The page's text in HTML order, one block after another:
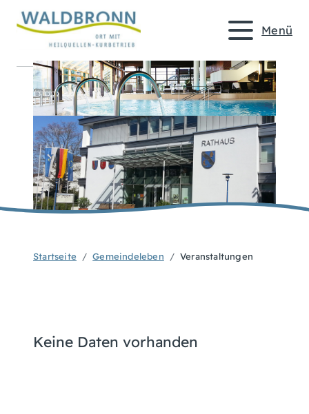
Menü
Startseite Gemeindeleben Veranstaltungen
Keine Daten vorhanden